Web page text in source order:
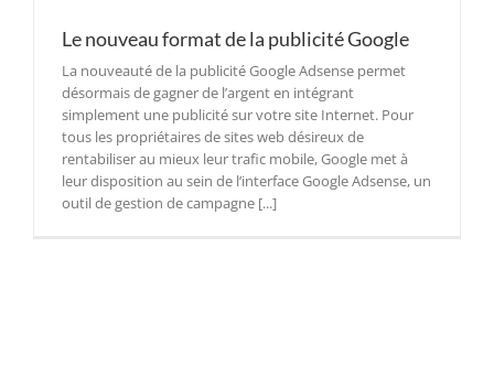
Le nouveau format de la publicité Google
La nouveauté de la publicité Google Adsense permet
désormais de gagner de l’argent en intégrant
simplement une publicité sur votre site Internet. Pour
tous les propriétaires de sites web désireux de
rentabiliser au mieux leur trafic mobile, Google met à
leur disposition au sein de l’interface Google Adsense, un
outil de gestion de campagne [...]